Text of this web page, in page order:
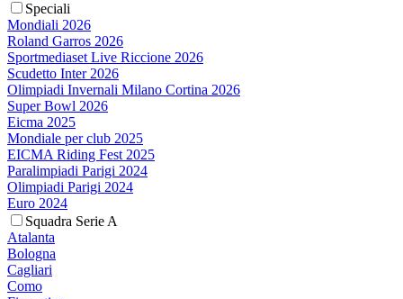
Speciali
Mondiali 2026
Roland Garros 2026
Sportmediaset Live Riccione 2026
Scudetto Inter 2026
Olimpiadi Invernali Milano Cortina 2026
Super Bowl 2026
Eicma 2025
Mondiale per club 2025
EICMA Riding Fest 2025
Paralimpiadi Parigi 2024
Olimpiadi Parigi 2024
Euro 2024
Squadra Serie A
Atalanta
Bologna
Cagliari
Como